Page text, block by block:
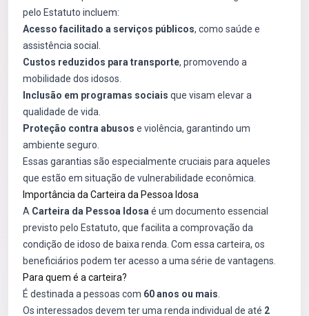
pelo Estatuto incluem:
Acesso facilitado a serviços públicos, como saúde e
assistência social.
Custos reduzidos para transporte, promovendo a
mobilidade dos idosos.
Inclusão em programas sociais que visam elevar a
qualidade de vida.
Proteção contra abusos e violência, garantindo um
ambiente seguro.
Essas garantias são especialmente cruciais para aqueles
que estão em situação de vulnerabilidade econômica.
Importância da Carteira da Pessoa Idosa
A Carteira da Pessoa Idosa é um documento essencial
previsto pelo Estatuto, que facilita a comprovação da
condição de idoso de baixa renda. Com essa carteira, os
beneficiários podem ter acesso a uma série de vantagens.
Para quem é a carteira?
É destinada a pessoas com 60 anos ou mais
Os interessados devem ter uma renda individual de até 2